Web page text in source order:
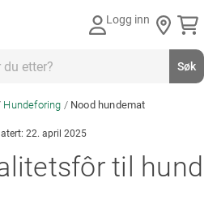
Logg inn
Søk
Hundeforing Nood hundemat
22. april 2025
til hund